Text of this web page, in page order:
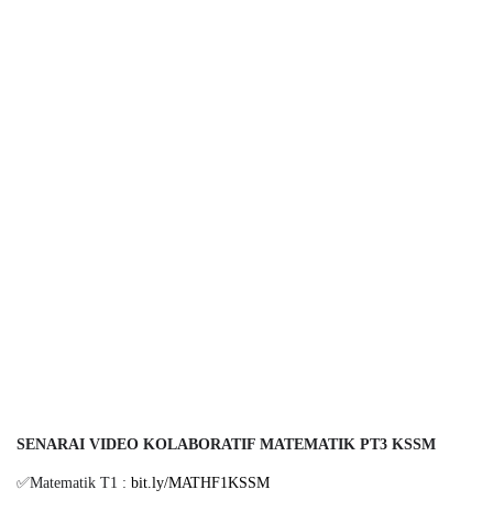
SENARAI VIDEO KOLABORATIF MATEMATIK PT3 KSSM
✅Matematik T1 : bit.ly/MATHF1KSSM